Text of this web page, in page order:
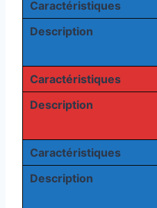
Caractéristiques
Description
Caractéristiques
Description
Caractéristiques
Description